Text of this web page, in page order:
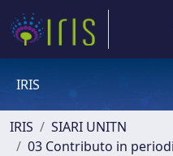
IRIS
IRIS
SIARI UNITN
03 Contributo in